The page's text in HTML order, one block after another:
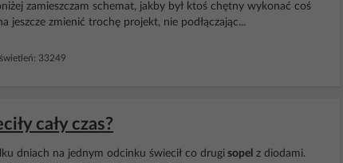
zamieszczam schemat, jakby był ktoś chętny wykonać coś
jeszcze zmienić trochę projekt, nie podłączając...
33249
cały czas?
dniach na jednym odcinku świecił co drugi sopel z diodami.